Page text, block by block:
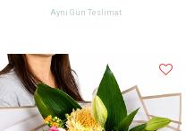
Aynı Gün Teslimat